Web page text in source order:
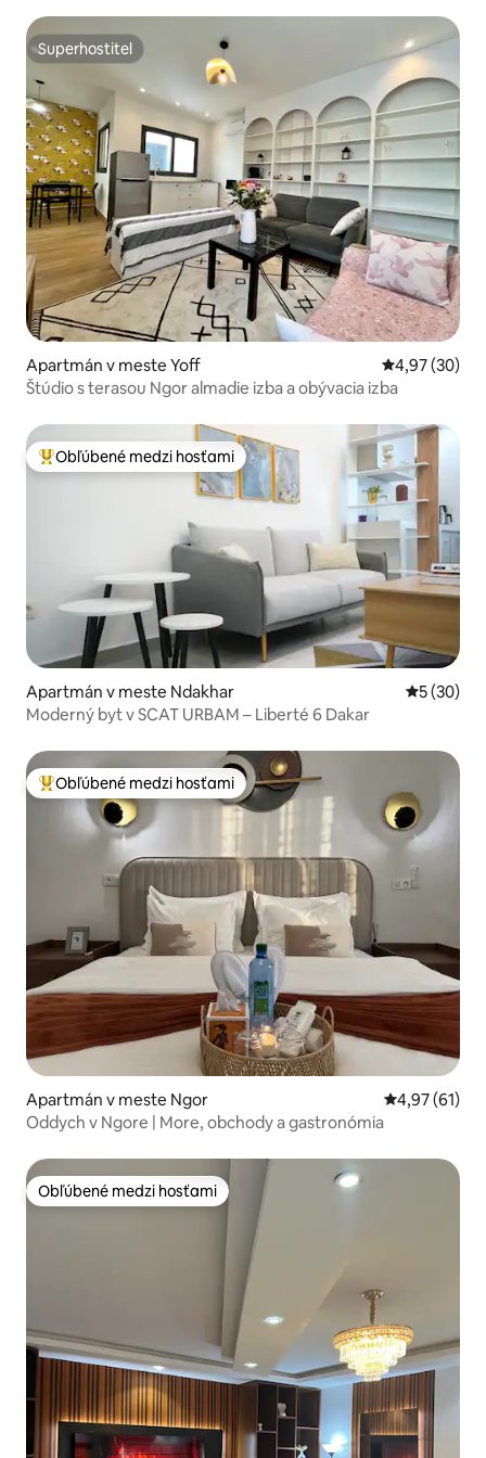
Superhostiteľ
Superhostiteľ
Apartmán v meste Yoff Priemerné
4,97 (30)
Štúdio s terasou Ngor almadie izba a obývacia izba
Najobľúbenejšie medzi hosťami
Obľúbené medzi hosťami
Apartmán v meste Ndakhar
5 (30)
Moderný byt v SCAT URBAM – Liberté 6 Dakar
Najobľúbenejšie medzi hosťami
Obľúbené medzi hosťami
Apartmán v meste Ngor Priemerné
4,97 (61)
Oddych v Ngore | More, obchody a gastronómia
Obľúbené medzi hosťami
Obľúbené medzi hosťami